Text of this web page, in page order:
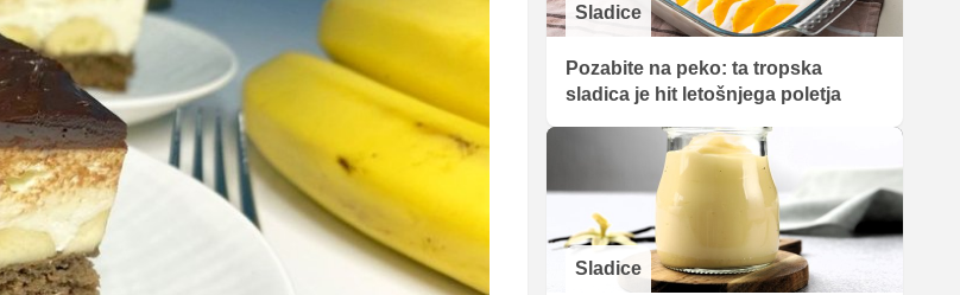
Sladice
Pozabite na peko: ta tropska
sladica je hit letošnjega poletja
Sladice